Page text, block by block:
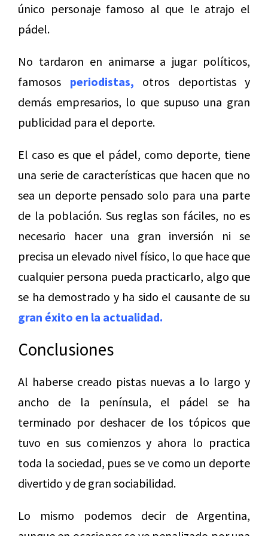
único personaje famoso al que le atrajo el
pádel.
No tardaron en animarse a jugar políticos,
famosos periodistas, otros deportistas y
demás empresarios, lo que supuso una gran
publicidad para el deporte.
El caso es que el pádel, como deporte, tiene
una serie de características que hacen que no
sea un deporte pensado solo para una parte
de la población. Sus reglas son fáciles, no es
necesario hacer una gran inversión ni se
precisa un elevado nivel físico, lo que hace que
cualquier persona pueda practicarlo, algo que
se ha demostrado y ha sido el causante de su
gran éxito en la actualidad.
Conclusiones
Al haberse creado pistas nuevas a lo largo y
ancho de la península, el pádel se ha
terminado por deshacer de los tópicos que
tuvo en sus comienzos y ahora lo practica
toda la sociedad, pues se ve como un deporte
divertido y de gran sociabilidad.
Lo mismo podemos decir de Argentina,